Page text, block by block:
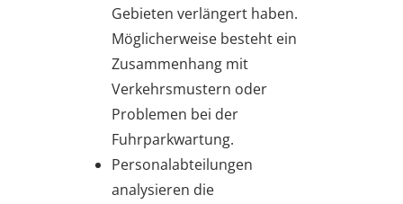
Gebieten verlängert haben.
Möglicherweise besteht ein
Zusammenhang mit
Verkehrsmustern oder
Problemen bei der
Fuhrparkwartung.
Personalabteilungen
analysieren die